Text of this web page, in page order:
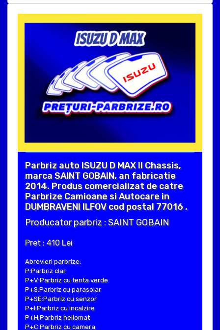
Parbriz auto ISUZU D MAX II Chassis,
marca SAINT GOBAIN, an fabricatie
2014. Produs comercializat de catre
Parbrize Camioane si Autocare in
DUMBRAVENI ILFOV cod postal 77016 .
Producator parbriz : SAINT GOBAIN
Pret : 410 Lei
Abrevieri parbrize:
P:Parbriz clar
P+V:Parbriz cu tenta verde
P+S:Parbriz cu parasolar
P+SE:Parbriz cu senzor
P+I:Parbriz cu incalzire
P+H:Parbriz heliomat
P+C:Parbriz cu camera